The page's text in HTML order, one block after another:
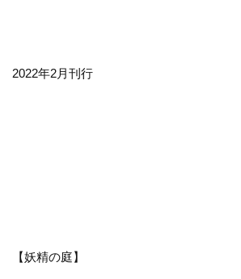
2022年2月刊行
【妖精の庭】